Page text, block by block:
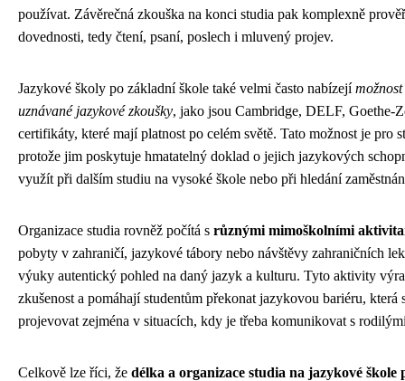
používat. Závěrečná zkouška na konci studia pak komplexně
dovednosti, tedy čtení, psaní, poslech i mluvený projev.
Jazykové školy po základní škole také velmi často nabízejí
uznávané jazykové zkoušky, jako jsou Cambridge, DELF, Goethe-
certifikáty, které mají platnost po celém světě. Tato možnost je pro
protože jim poskytuje hmatatelný doklad o jejich jazykových
využít při dalším studiu na vysoké škole nebo při hledání
Organizace studia rovněž počítá s různými mimoškolními
pobyty v zahraničí, jazykové tábory nebo návštěvy zahraničních
výuky autentický pohled na daný jazyk a kulturu. Tyto aktivity
zkušenost a pomáhají studentům překonat jazykovou bariéru, která
projevovat zejména v situacích, kdy je třeba komunikovat s
Celkově lze říci, že délka a organizace studia na jazykové škole